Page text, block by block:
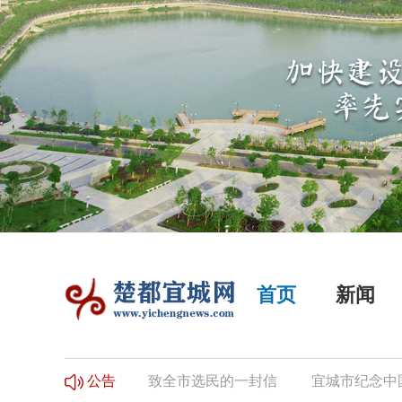
首页 新闻
公告
登记的公告 致全市选民的一封信 宜城市纪念中国